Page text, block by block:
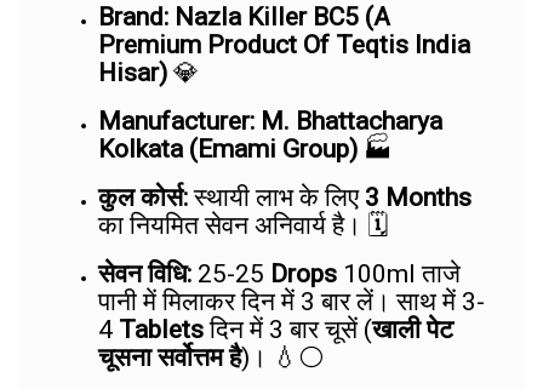
Brand: Nazla Killer BC5 (A
Premium Product Of Teqtis India
Hisar) 💎
Manufacturer: M. Bhattacharya
Kolkata (Emami Group) 🏭
कुल कोर्स:स्थायी लाभ के लिए 3 Months
का नियमित सेवन अनिवार्य है। 🗓️
सेवन विधि: 25-25 Drops 100ml ताजे
पानी में मिलाकर दिन में 3 बार लें। साथ में 3-
4 Tabletsदिन में 3 बार चूसें (खाली पेट
चूसना सर्वोत्तम है)। 💧⚪